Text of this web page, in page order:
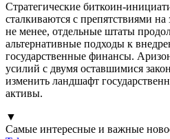
Стратегические биткоин-
сталкиваются с препятствиями
не менее, отдельные штаты
альтернативные подходы к
государственные финансы.
усилий с двумя оставшимися
изменить ландшафт
активы.
▼
Самые интересные и важные